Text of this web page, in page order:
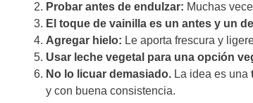
Probar antes de endulzar: Muchas
El toque de vainilla es un antes y un
Agregar hielo: Le aporta frescura y
Usar leche vegetal para una opción
No lo licuar demasiado. La idea es una
y con buena consistencia.